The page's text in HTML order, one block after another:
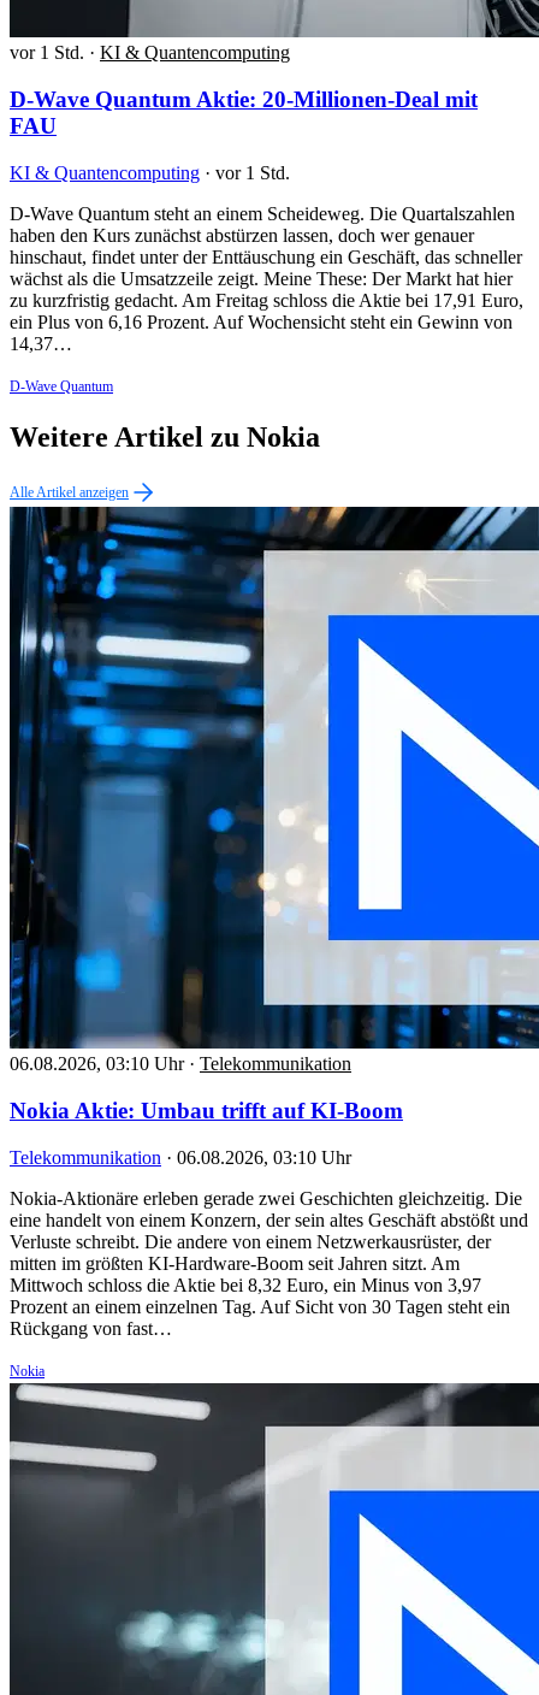
vor 1 Std. · KI & Quantencomputing
D-Wave Quantum Aktie: 20-Millionen-Deal mit
FAU
KI & Quantencomputing · vor 1 Std.
D-Wave Quantum steht an einem Scheideweg. Die Quartalszahlen
haben den Kurs zunächst abstürzen lassen, doch wer genauer
hinschaut, findet unter der Enttäuschung ein Geschäft, das schneller
wächst als die Umsatzzeile zeigt. Meine These: Der Markt hat hier
zu kurzfristig gedacht. Am Freitag schloss die Aktie bei 17,91 Euro,
ein Plus von 6,16 Prozent. Auf Wochensicht steht ein Gewinn von
14,37…
D-Wave Quantum
Weitere Artikel zu Nokia
Alle Artikel anzeigen
06.08.2026, 03:10 Uhr · Telekommunikation
Nokia Aktie: Umbau trifft auf KI-Boom
Telekommunikation · 06.08.2026, 03:10 Uhr
Nokia-Aktionäre erleben gerade zwei Geschichten gleichzeitig. Die
eine handelt von einem Konzern, der sein altes Geschäft abstößt und
Verluste schreibt. Die andere von einem Netzwerkausrüster, der
mitten im größten KI-Hardware-Boom seit Jahren sitzt. Am
Mittwoch schloss die Aktie bei 8,32 Euro, ein Minus von 3,97
Prozent an einem einzelnen Tag. Auf Sicht von 30 Tagen steht ein
Rückgang von fast…
Nokia